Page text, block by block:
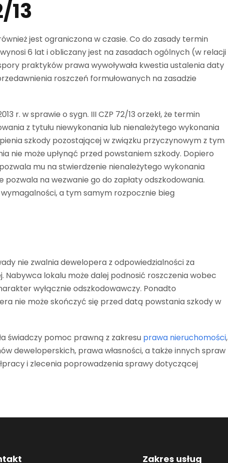
13
jest ograniczona w czasie. Co do zasady termin
6 lat i obliczany jest na zasadach ogólnych (w relacji
praktyków prawa wywoływała kwestia ustalenia daty
roszczeń formułowanych na zasadzie
r. w sprawie o sygn. III CZP 72/13 orzekł, że termin
z tytułu niewykonania lub nienależytego wykonania
szkody pozostającej w związku przyczynowym z tym
nie może upłynąć przed powstaniem szkody. Dopiero
mu na stwierdzenie nienależytego wykonania
na wezwanie go do zapłaty odszkodowania.
a tym samym rozpocznie bieg
nie zwalnia dewelopera z odpowiedzialności za
Nabywca lokalu może dalej podnosić roszczenia wobec
wyłącznie odszkodowawczy. Ponadto
nie może skończyć się przed datą powstania szkody w
świadczy pomoc prawną z zakresu prawa nieruchomości,
deweloperskich, prawa własności, a także innych spraw
i zlecenia poprowadzenia sprawy dotyczącej
Zakres usług